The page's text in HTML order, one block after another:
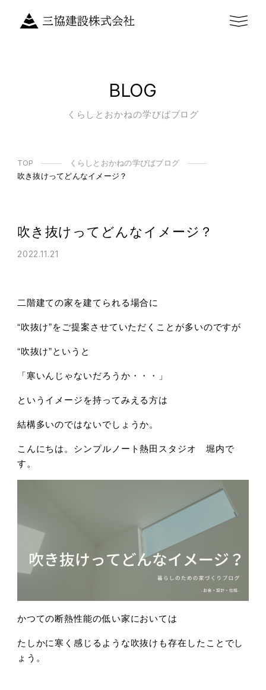
BLOG
くらしとおかねの学びばブログ
TOP
くらしとおかねの学びばブログ
吹き抜けってどんなイメージ？
吹き抜けってどんなイメージ？
2022.11.21
二階建ての家を建てられる場合に
“吹抜け”をご提案させていただくことが多いのですが
“吹抜け”というと
「寒いんじゃないだろうか・・・」
というイメージを持ってみえる方は
結構多いのではないでしょうか。
こんにちは。シンプルノート熱田スタジオ 堀内で
す。
かつての断熱性能の低い家においては
たしかに寒く感じるような吹抜けも存在したことでし
ょう。